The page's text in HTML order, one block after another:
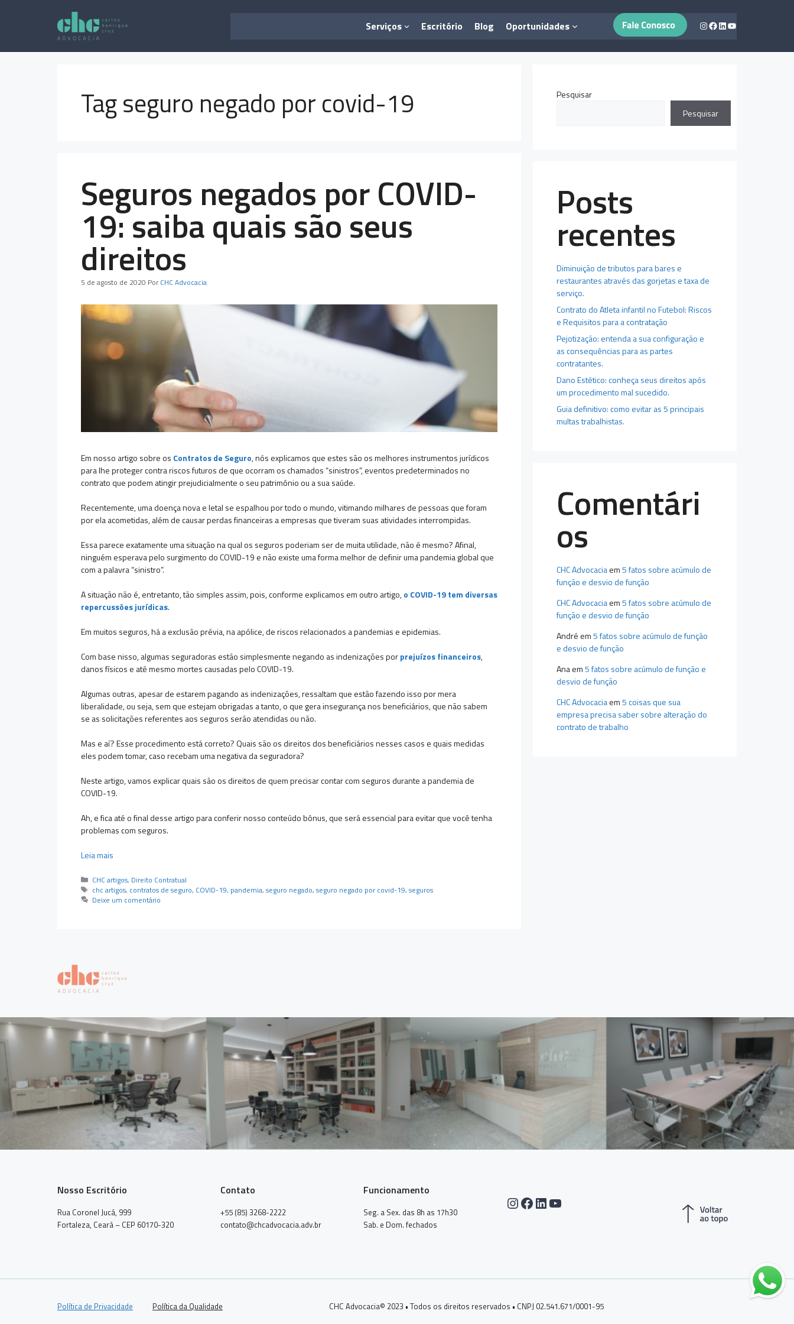
Serviços Escritório Blog Oportunidades Instagram
Facebook
LinkedIn
Youtube
Tag seguro negado por covid-19
Seguros negados por COVID-
19: saiba quais são seus
direitos
5 de agosto de 2020 Por CHC Advocacia
Em nosso artigo sobre os Contratos de Seguro, nós explicamos que estes são os melhores instrumentos jurídicos
para lhe proteger contra riscos futuros de que ocorram os chamados “sinistros”, eventos predeterminados no
contrato que podem atingir prejudicialmente o seu patrimônio ou a sua saúde.
Recentemente, uma doença nova e letal se espalhou por todo o mundo, vitimando milhares de pessoas que foram
por ela acometidas, além de causar perdas financeiras a empresas que tiveram suas atividades interrompidas.
Essa parece exatamente uma situação na qual os seguros poderiam ser de muita utilidade, não é mesmo? Afinal,
ninguém esperava pelo surgimento do COVID-19 e não existe uma forma melhor de definir uma pandemia global que
com a palavra “sinistro”.
A situação não é, entretanto, tão simples assim, pois, conforme explicamos em outro artigo,o COVID-19 tem diversas
repercussões jurídicas.
Em muitos seguros, há a exclusão prévia, na apólice, de riscos relacionados a pandemias e epidemias.
Com base nisso, algumas seguradoras estão simplesmente negando as indenizações porprejuízos financeiros,
danos físicos e até mesmo mortes causadas pelo COVID-19.
Algumas outras, apesar de estarem pagando as indenizações, ressaltam que estão fazendo isso por mera
liberalidade, ou seja, sem que estejam obrigadas a tanto, o que gera insegurança nos beneficiários, que não sabem
se as solicitações referentes aos seguros serão atendidas ou não.
Mas e aí? Esse procedimento está correto? Quais são os direitos dos beneficiários nesses casos e quais medidas
eles podem tomar, caso recebam uma negativa da seguradora?
Neste artigo, vamos explicar quais são os direitos de quem precisar contar com seguros durante a pandemia de
COVID-19.
Ah, e fica até o final desse artigo para conferir nosso conteúdo bônus, que será essencial para evitar que você tenha
problemas com seguros.
Leia mais
Categorias
CHC artigos, Direito Contratual
Tags
chc artigos, contratos de seguro, COVID-19, pandemia,seguro negado,seguro negado por covid-19,seguros
Deixe um comentário
Pesquisar
Pesquisar
Posts
recentes
Diminuição de tributos para bares e
restaurantes através das gorjetas e taxa de
serviço.
Contrato do Atleta infantil no Futebol: Riscos
e Requisitos para a contratação
Pejotização: entenda a sua configuração e
as consequências para as partes
contratantes.
Dano Estético: conheça seus direitos após
um procedimento mal sucedido.
Guia definitivo: como evitar as 5 principais
multas trabalhistas.
Comentári
os
CHC Advocaciaem5 fatos sobre acúmulo de
função e desvio de função
CHC Advocaciaem5 fatos sobre acúmulo de
função e desvio de função
André em5 fatos sobre acúmulo de função
e desvio de função
Anaem5 fatos sobre acúmulo de função e
desvio de função
CHC Advocaciaem5 coisas que sua
empresa precisa saber sobre alteração do
contrato de trabalho
Nosso Escritório
Rua Coronel Jucá, 999
Fortaleza, Ceará – CEP 60170-320
Contato
+55 (85) 3268-2222
contato@chcadvocacia.adv.br
Funcionamento
Seg. a Sex. das 8h as 17h30
Sab. e Dom. fechados
Instagram
Facebook
LinkedIn
Youtube
Política de Privacidade Política da Qualidade CHC Advocacia© 2023 • Todos os direitos reservados • CNPJ 02.541.671/0001-95